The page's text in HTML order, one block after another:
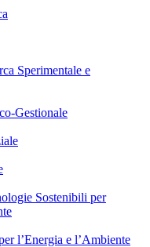
Sperimentale e
Gestionale
Sostenibili per
l’Energia e l’Ambiente